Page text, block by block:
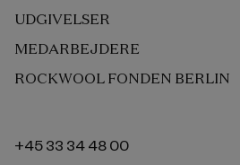
UDGIVELSER
MEDARBEJDERE
ROCKWOOL FONDEN BERLIN
+45 33 34 48 00